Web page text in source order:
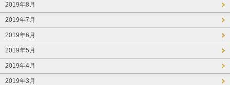
2019年8月
2019年7月
2019年6月
2019年5月
2019年4月
2019年3月